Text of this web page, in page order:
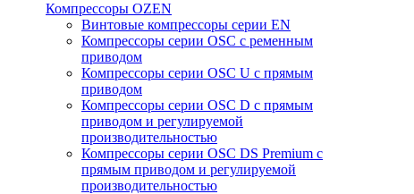
Компрессоры OZEN
Винтовые компрессоры серии EN
Компрессоры серии OSC с ременным
приводом
Компрессоры серии OSC U с прямым
приводом
Компрессоры серии OSC D с прямым
приводом и регулируемой
производительностью
Компрессоры серии OSC DS Premium с
прямым приводом и регулируемой
производительностью